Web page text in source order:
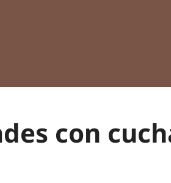
con